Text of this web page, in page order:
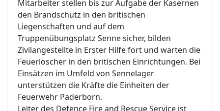
Mitarbeiter stellen bis zur Aufgabe der Kasernen
den Brandschutz in den britischen
Liegenschaften und auf dem
Truppenübungsplatz Senne sicher, bilden
Zivilangestellte in Erster Hilfe fort und warten die
Feuerlöscher in den britischen Einrichtungen. Bei
Einsätzen im Umfeld von Sennelager
unterstützen die Kräfte die Einheiten der
Feuerwehr Paderborn.
Leiter des Defence Fire and Rescue Service ist